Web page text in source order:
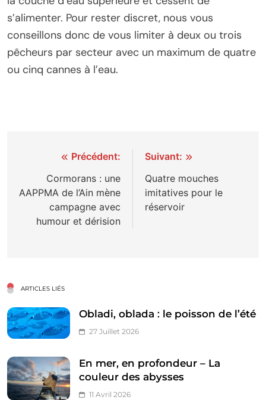
s’alimenter. Pour rester discret, nous vous
conseillons donc de vous limiter à deux ou trois
pêcheurs par secteur avec un maximum de quatre
ou cinq cannes à l’eau.
Navigation
l’article
Précédent:
Cormorans : une
AAPPMA de l’Ain mène
campagne avec
humour et dérision
Suivant:
Quatre mouches
imitatives pour le
réservoir
ARTICLES LIÉS
Obladi, oblada : le poisson de l’été
27 Juillet 2026
En mer, en profondeur – La
couleur des abysses
11 Avril 2026